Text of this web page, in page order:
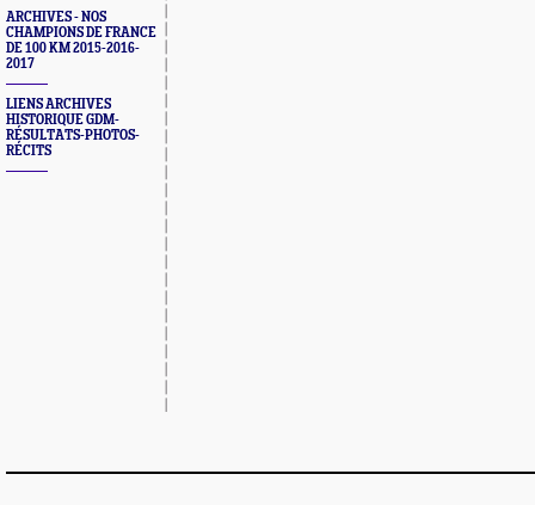
ARCHIVES - NOS
CHAMPIONS DE FRANCE
DE 100 KM 2015-2016-
2017
LIENS ARCHIVES
HISTORIQUE GDM-
RÉSULTATS-PHOTOS-
RÉCITS